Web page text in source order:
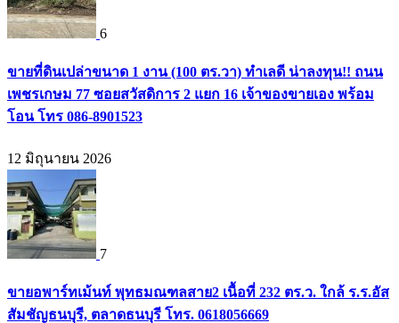
6
ขายที่ดินเปล่าขนาด 1 งาน (100 ตร.วา) ทำเลดี น่าลงทุน!! ถนน
เพชรเกษม 77 ซอยสวัสดิการ 2 แยก 16 เจ้าของขายเอง พร้อม
โอน โทร 086-8901523
12 มิถุนายน 2026
7
ขายอพาร์ทเม้นท์ พุทธมณฑลสาย2 เนื้อที่ 232 ตร.ว. ใกล้ ร.ร.อัส
สัมชัญธนบุรี, ตลาดธนบุรี โทร. 0618056669